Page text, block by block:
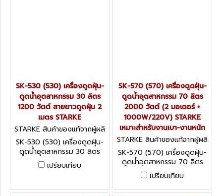
SK-530 (530) เครื่องดูดฝุ่น-
ดูดน้ำอุตสาหกรรม 30 ลิตร
1200 วัตต์ สายยาวดูดฝุ่น 2
เมตร STARKE
STARKE สินค้าของแท้จากผู้ผลิ
ต SK-530 (530)
SK-530 (530) เครื่องดูดฝุ่น-
ดูดน้ำอุตสาหกรรม 30 ลิตร
1200 วัตต์ สายยาวดูดฝุ่น 2
เมตร STARKE
เปรียบเทียบ
SK-570 (570) เครื่องดูดฝุ่น-
ดูดน้ำอุตสาหกรรม 70 ลิตร
2000 วัตต์ (2 มอเตอร์ +
1000W/220V) STARKE
เหมาะสำหรับงานเบา-งานหนัก
STARKE สินค้าของแท้จากผู้ผลิ
ต SK-570 (570)
SK-570 (570) เครื่องดูดฝุ่น-
ดูดน้ำอุตสาหกรรม 70 ลิตร
2000 วัตต์ (2 มอเตอร์ +
1000W/220V) STARKE
เหมาะสำหรับงานเบา-งานหนัก
เปรียบเทียบ